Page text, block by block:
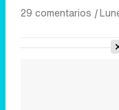
29 comentarios |